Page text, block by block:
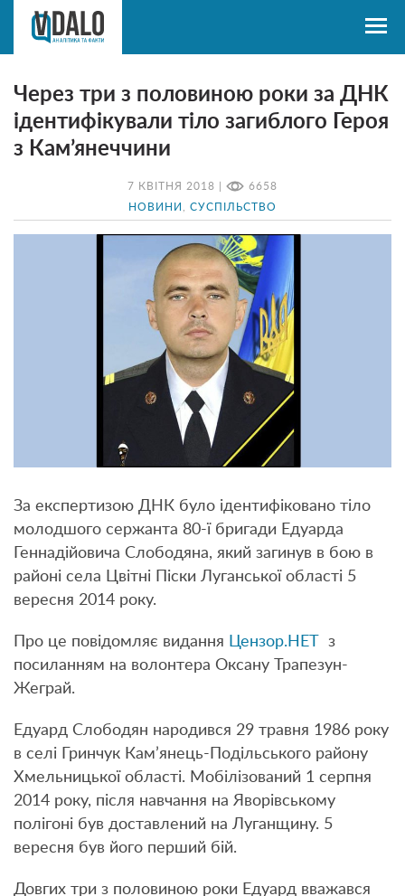
7 КВІТНЯ 2018 | 6658
НОВИНИ СУСПІЛЬСТВО
Через три з половиною роки за ДНК
ідентифікували тіло загиблого Героя
з Кам’янеччини
За експертизою ДНК було ідентифіковано тіло
молодшого сержанта 80-ї бригади Едуарда
Геннадійовича Слободяна, який загинув в бою в
районі села Цвітні Піски Луганської області 5
вересня 2014 року.
Про це повідомляє видання Цензор.НЕТ
з
посиланням на волонтера Оксану Трапезун-
Жеграй.
Едуард Слободян народився 29 травня 1986 року
в селі Гринчук Кам’янець-Подільського району
Хмельницької області. Мобілізований 1 серпня
2014 року, після навчання на Яворівському
полігоні був доставлений на Луганщину. 5
вересня був його перший бій.
Довгих три з половиною роки Едуард вважався